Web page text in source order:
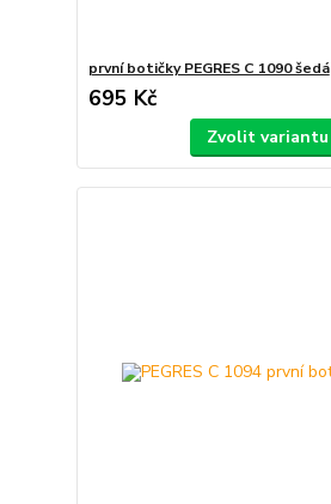
první botičky PEGRES C 1090 šedá
695 Kč
Zvolit variantu